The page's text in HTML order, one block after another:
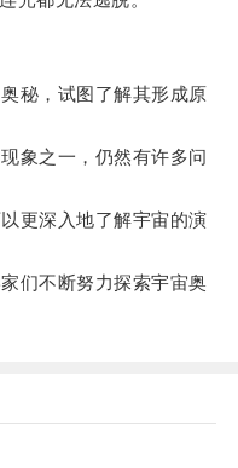
秘，试图了解其形成原
之一，仍然有许多问
更深入地了解宇宙的演
们不断努力探索宇宙奥